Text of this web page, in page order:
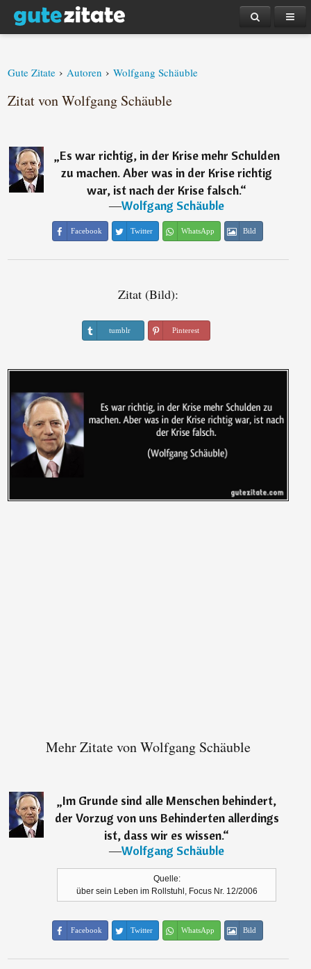
Gute Zitate › Autoren › Wolfgang Schäuble
Zitat von Wolfgang Schäuble
„Es war richtig, in der Krise mehr Schulden
zu machen. Aber was in der Krise richtig
war, ist nach der Krise falsch.“
―Wolfgang Schäuble
Facebook Twitter WhatsApp Bild
Zitat (Bild):
tumblr Pinterest
Mehr Zitate von Wolfgang Schäuble
„Im Grunde sind alle Menschen behindert,
der Vorzug von uns Behinderten allerdings
ist, dass wir es wissen.“
―Wolfgang Schäuble
Quelle:
über sein Leben im Rollstuhl, Focus Nr. 12/2006
Facebook Twitter WhatsApp Bild